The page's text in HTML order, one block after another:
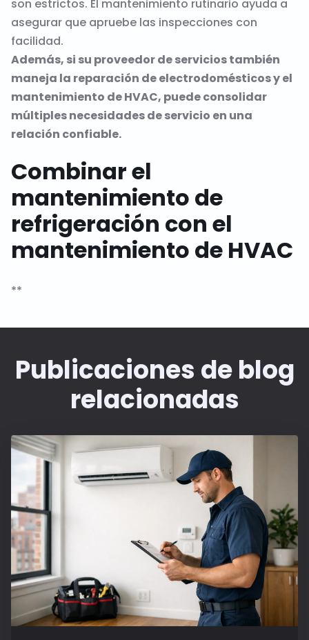
son estrictos. El mantenimiento rutinario ayuda a
asegurar que apruebe las inspecciones con
facilidad.
Además, si su proveedor de servicios también
maneja la reparación de electrodomésticos y el
mantenimiento de HVAC, puede consolidar
múltiples necesidades de servicio en una
relación confiable.
Combinar el
mantenimiento de
refrigeración con el
mantenimiento de HVAC
**
Publicaciones de blog
relacionadas